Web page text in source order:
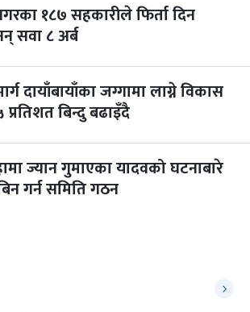
१८७ सहकारीले फिर्ता दिन
सवा ८ अर्ब
दायाँबायाँका जग्गामा लाग्ने विकास
बिन्दु बढाइँदै
ज्यान गुमाएका यादवको घटनाबारे
गर्न समिति गठन